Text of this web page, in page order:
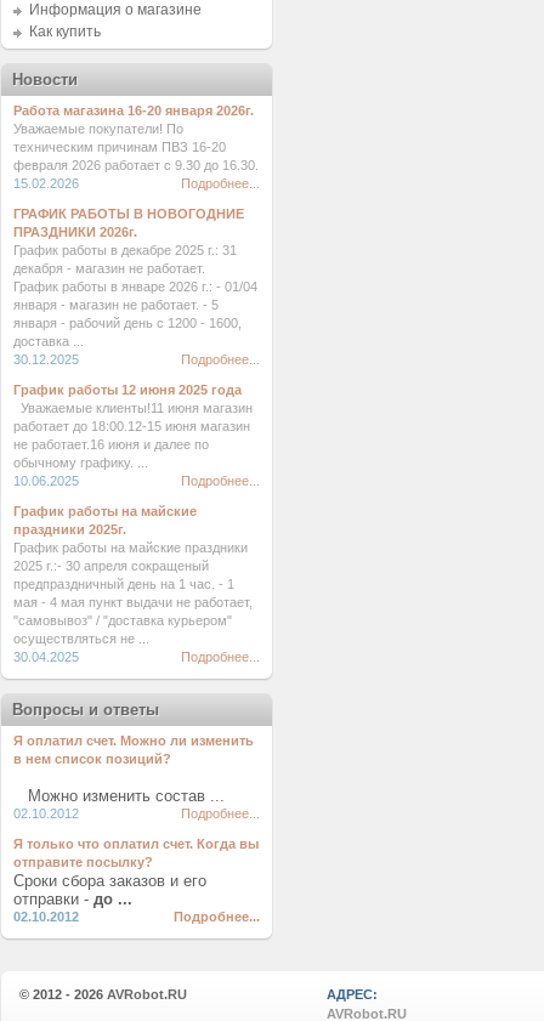
Информация о магазине
Как купить
Новости
Работа магазина 16-20 января 2026г.
Уважаемые покупатели! По
техническим причинам ПВЗ 16-20
февраля 2026 работает с 9.30 до 16.30.
15.02.2026
Подробнее...
ГРАФИК РАБОТЫ В НОВОГОДНИЕ
ПРАЗДНИКИ 2026г.
График работы в декабре 2025 г.: 31
декабря - магазин не работает.
График работы в январе 2026 г.: - 01/04
января - магазин не работает. - 5
января - рабочий день с 1200 - 1600,
доставка ...
30.12.2025
Подробнее...
График работы 12 июня 2025 года
Уважаемые клиенты!11 июня магазин
работает до 18:00.12-15 июня магазин
не работает.16 июня и далее по
обычному графику. ...
10.06.2025
Подробнее...
График работы на майские
праздники 2025г.
График работы на майские праздники
2025 г.:- 30 апреля сокращеный
предпраздничный день на 1 час. - 1
мая - 4 мая пункт выдачи не работает,
"самовывоз" / "доставка курьером"
осуществляться не ...
30.04.2025
Подробнее...
Вопросы и ответы
Я оплатил счет. Можно ли изменить
в нем список позиций?
Можно изменить состав ...
02.10.2012 Подробнее...
Я только что оплатил счет. Когда вы
отправите посылку?
Сроки сбора заказов и его
отправки - до ...
02.10.2012 Подробнее...
© 2012 - 2026 AVRobot.RU
АДРЕС:
AVRobot.RU